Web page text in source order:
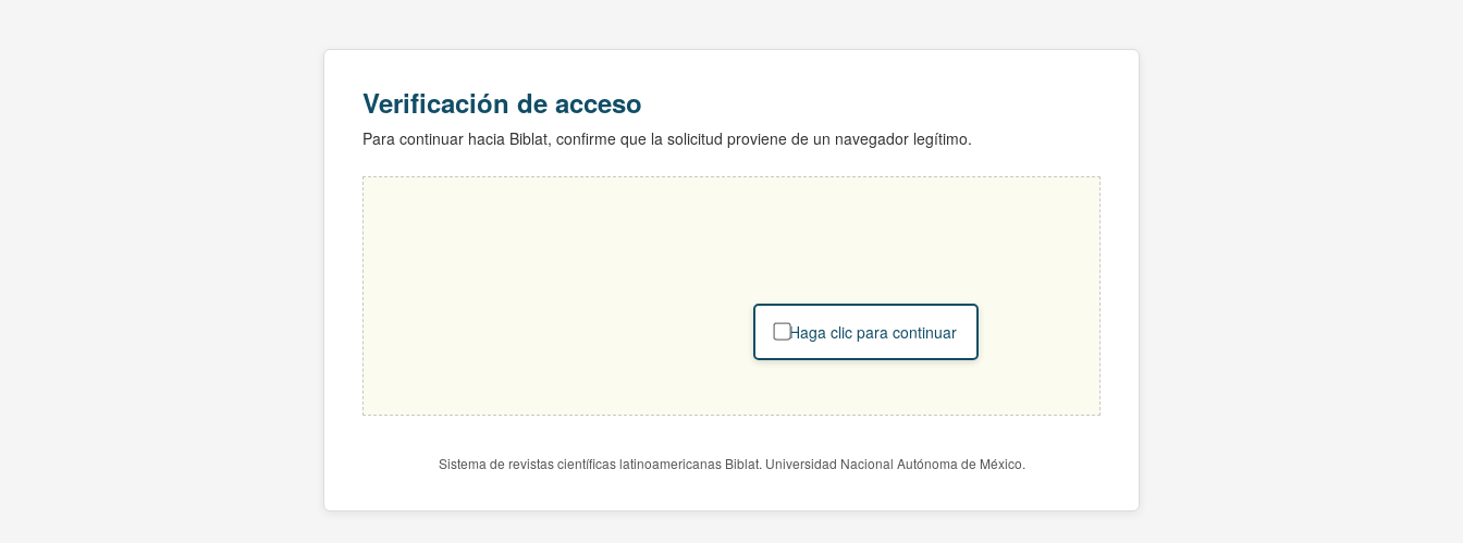
Verificación de acceso
Para continuar hacia Biblat, confirme que la solicitud proviene de un navegador legítimo.
Haga clic para continuar
Sistema de revistas científicas latinoamericanas Biblat. Universidad Nacional Autónoma de México.